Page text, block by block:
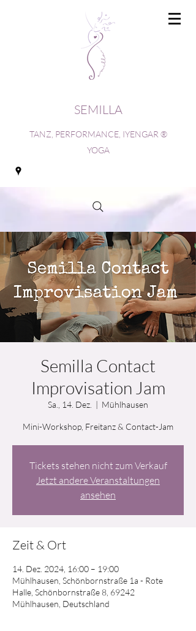
SEMILLA
TANZ, PERFORMANCE, IYENGAR ®
YOGA
Semilla Contact
Improvisation Jam
Sa., 14. Dez.
  |
Mühlhausen
Mini-Workshop, Freitanz & Contact-Jam
Tickets stehen nicht zum Verkauf
Jetzt andere Veranstaltungen
ansehen
Zeit & Ort
14. Dez. 2024, 16:00 – 19:00
Mühlhausen, Schönbornstraße 1a - Rote
Halle, Schönbornstraße 8, 69242
Mühlhausen, Deutschland